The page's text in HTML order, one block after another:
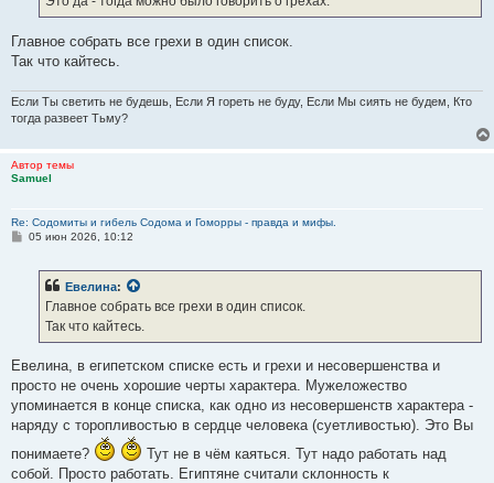
Главное собрать все грехи в один список.
Так что кайтесь.
Если Ты светить не будешь, Если Я гореть не буду, Если Мы сиять не будем, Кто
тогда развеет Тьму?
Автор темы
Samuel
Re: Содомиты и гибель Содома и Гоморры - правда и мифы.
С05 июн 2026, 10:12
Евелина:
Главное собрать все грехи в один список.
Так что кайтесь.
Евелина, в египетском списке есть и грехи и несовершенства и
просто не очень хорошие черты характера. Мужеложество
упоминается в конце списка, как одно из несовершенств характера -
наряду с торопливостью в сердце человека (суетливостью). Это Вы
понимаете?
Тут не в чём каяться. Тут надо работать над
собой. Просто работать. Египтяне считали склонность к